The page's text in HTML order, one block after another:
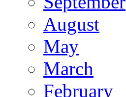
August
May
March
February